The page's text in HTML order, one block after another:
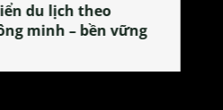
Phú Nhi – nơi lan